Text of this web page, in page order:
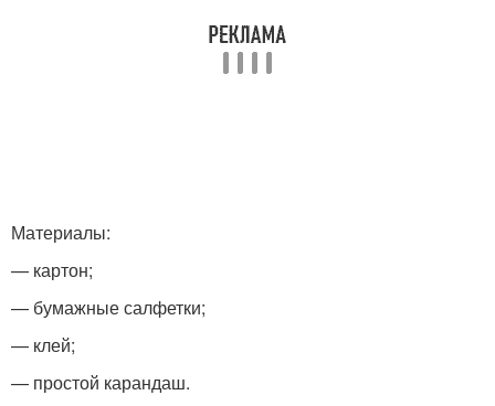
Материалы:
— картон;
— бумажные салфетки;
— клей;
— простой карандаш.